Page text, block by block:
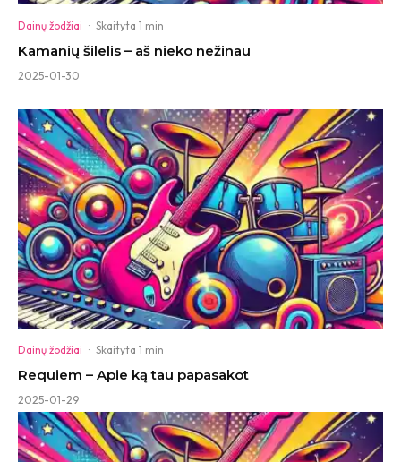
Dainų žodžiai · Skaityta 1 min
Kamanių šilelis – aš nieko nežinau
2025-01-30
Dainų žodžiai · Skaityta 1 min
Requiem – Apie ką tau papasakot
2025-01-29